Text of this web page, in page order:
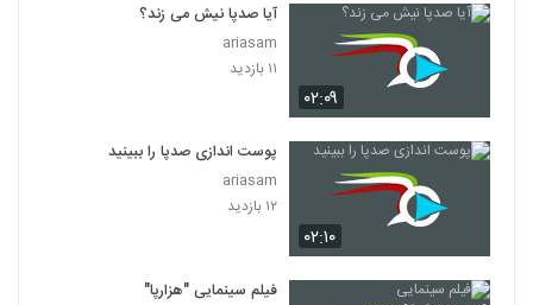
۰۲:۰۹
آیا صدپا نیش می زند؟
ariasam
۱۱ بازدید
۰۲:۱۰
پوست اندازی صدپا را ببینید
ariasam
۱۲ بازدید
فیلم سینمایی "هزارپا"